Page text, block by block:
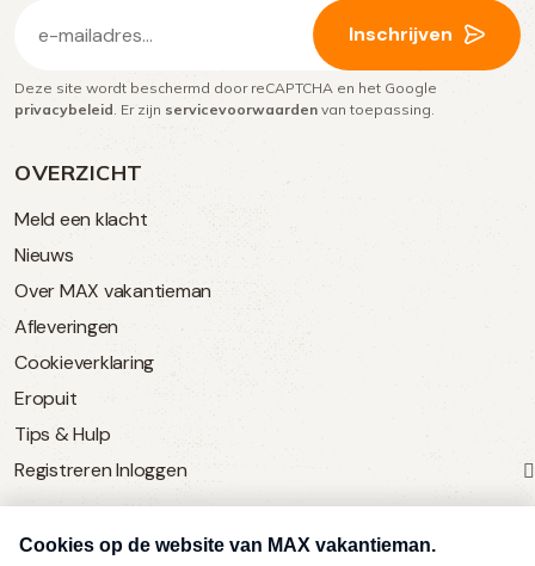
OVERZICHT
Meld een klacht
Nieuws
Over MAX vakantieman
Afleveringen
Cookieverklaring
Eropuit
Tips & Hulp
Registreren Inloggen
SERVICE
mailadres
(Vereist)
Inschrijven
Deze site wordt beschermd door reCAPTCHA en het Google
privacybeleid. Er zijn servicevoorwaarden van toepassing.